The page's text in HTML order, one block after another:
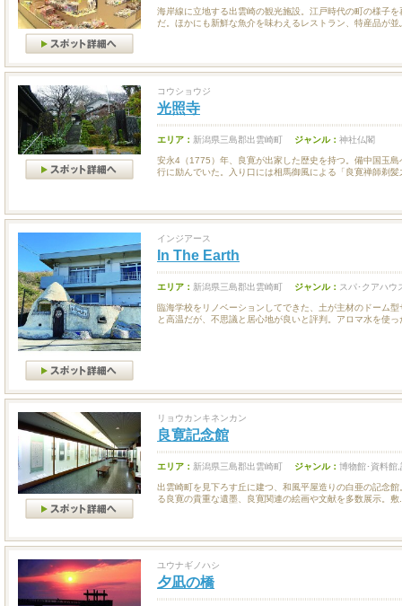
海岸線に立地する出雲崎の観光施設。江戸時代の町の様子
だ。ほかにも新鮮な魚介を味わえるレストラン、特産品が並
コウショウジ
光照寺
エリア： 新潟県三島郡出雲崎町 ジャンル： 神社仏閣
安永4（1775）年、良寛が出家した歴史を持つ。備中国玉
行に励んでいた。入り口には相馬御風による「良寛禅師剃髪
インジアース
In The Earth
エリア： 新潟県三島郡出雲崎町 ジャンル： スパ･クアハウ
臨海学校をリノベーションしてできた、土が主材のドーム
と高温だが、不思議と居心地が良いと評判。アロマ水を使っ
リョウカンキネンカン
良寛記念館
エリア： 新潟県三島郡出雲崎町 ジャンル： 博物館･資料館
出雲崎町を見下ろす丘に建つ、和風平屋造りの白亜の記念
る良寛の貴重な遺墨、良寛関連の絵画や文献を多数展示。敷
ユウナギノハシ
夕凪の橋